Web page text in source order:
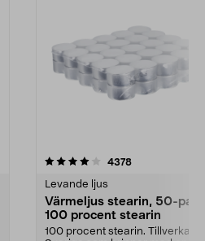
4378recensioner
Levande ljus
Värmeljus stearin, 50-pack,
100 procent stearin
100 procent stearin. Tillverkade i
4.5av 5 stjärnor